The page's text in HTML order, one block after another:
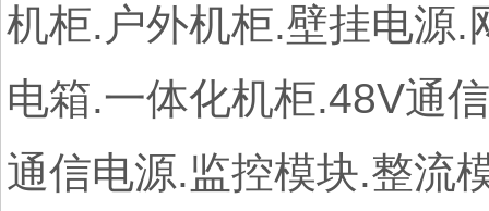
机柜.户外机柜.壁挂电源.
电箱.一体化机柜.48V通
通信电源.监控模块.整流